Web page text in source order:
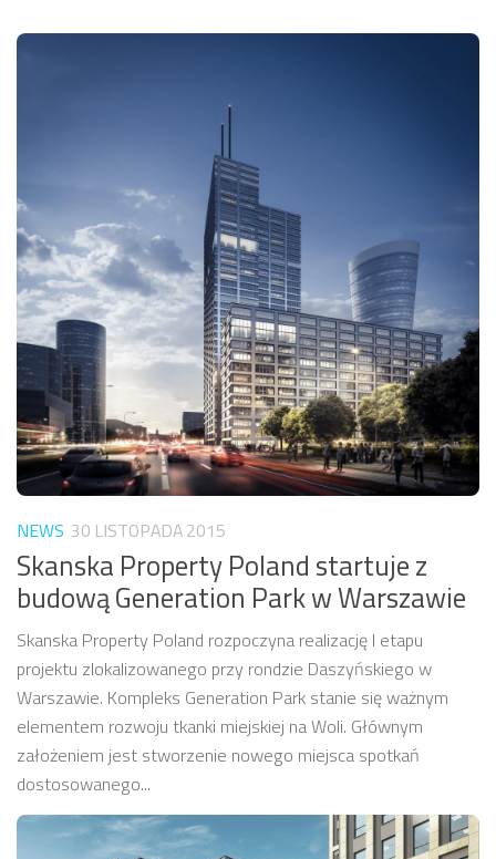
NEWS 30 LISTOPADA 2015
Skanska Property Poland startuje z
budową Generation Park w Warszawie
Skanska Property Poland rozpoczyna realizację I etapu
projektu zlokalizowanego przy rondzie Daszyńskiego w
Warszawie. Kompleks Generation Park stanie się ważnym
elementem rozwoju tkanki miejskiej na Woli. Głównym
założeniem jest stworzenie nowego miejsca spotkań
dostosowanego...